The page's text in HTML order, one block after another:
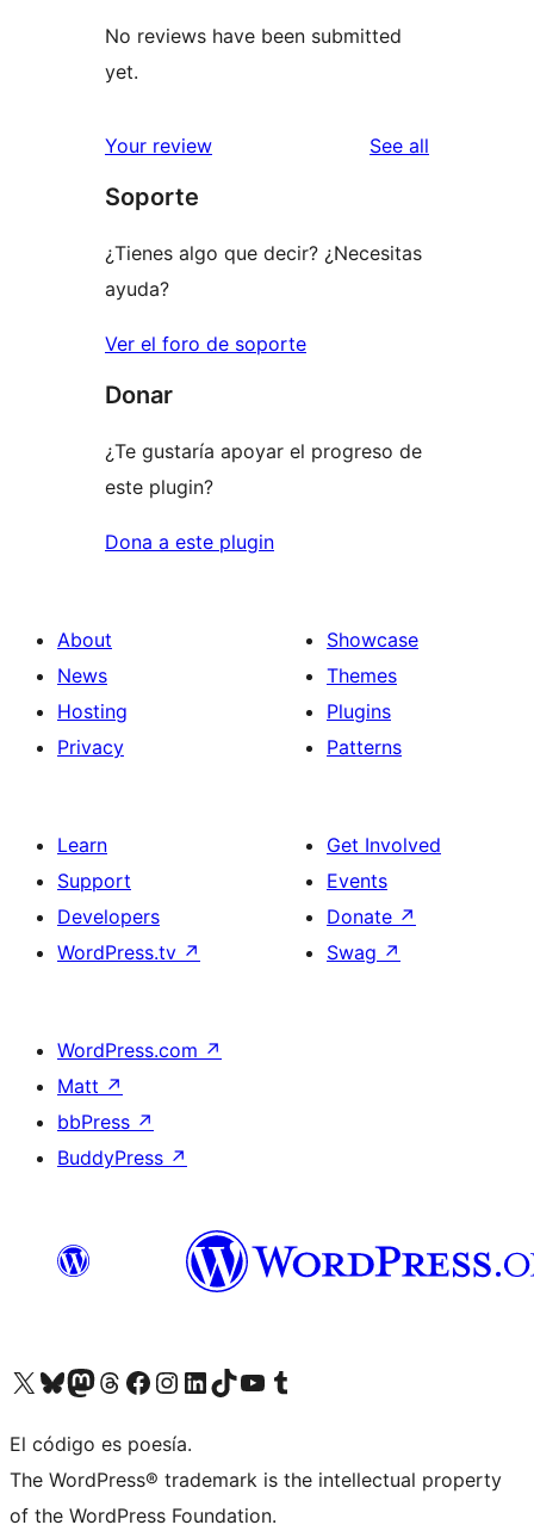
No reviews have been submitted
yet.
Your review See all
Soporte
¿Tienes algo que decir? ¿Necesitas
ayuda?
Ver el foro de soporte
Donar
¿Te gustaría apoyar el progreso de
este plugin?
Dona a este plugin
About
News
Hosting
Privacy
Showcase
Themes
Plugins
Patterns
Learn
Support
Developers
WordPress.tv ↗
Get Involved
Events
Donate ↗
Swag ↗
WordPress.com ↗
Matt ↗
bbPress ↗
BuddyPress ↗
Visit our X (formerly Twitter) account
Visit our Bluesky account
Visit our Mastodon account
Visit our Threads account
Visit our Facebook page
Visit our Instagram account
Visit our LinkedIn account
Visit our TikTok account
Visit our YouTube channel
Visit our Tumblr account
El código es poesía.
The WordPress® trademark is the intellectual property
of the WordPress Foundation.